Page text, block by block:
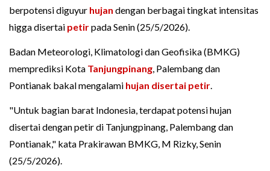
berpotensi diguyur hujan dengan berbagai tingkat intensitas
higga disertai petirpada Senin (25/5/2026).
Badan Meteorologi, Klimatologi dan Geofisika (BMKG)
memprediksi Kota Tanjungpinang, Palembang dan
Pontianak bakal mengalami hujan disertai petir.
"Untuk bagian barat Indonesia, terdapat potensi hujan
disertai dengan petir di Tanjungpinang, Palembang dan
Pontianak," kata Prakirawan BMKG, M Rizky, Senin
(25/5/2026).